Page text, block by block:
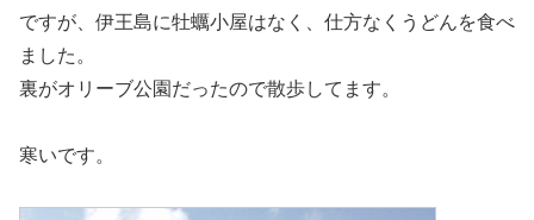
ですが、伊王島に牡蠣小屋はなく、仕方なくうどんを食べ
ました。
裏がオリーブ公園だったので散歩してます。
寒いです。